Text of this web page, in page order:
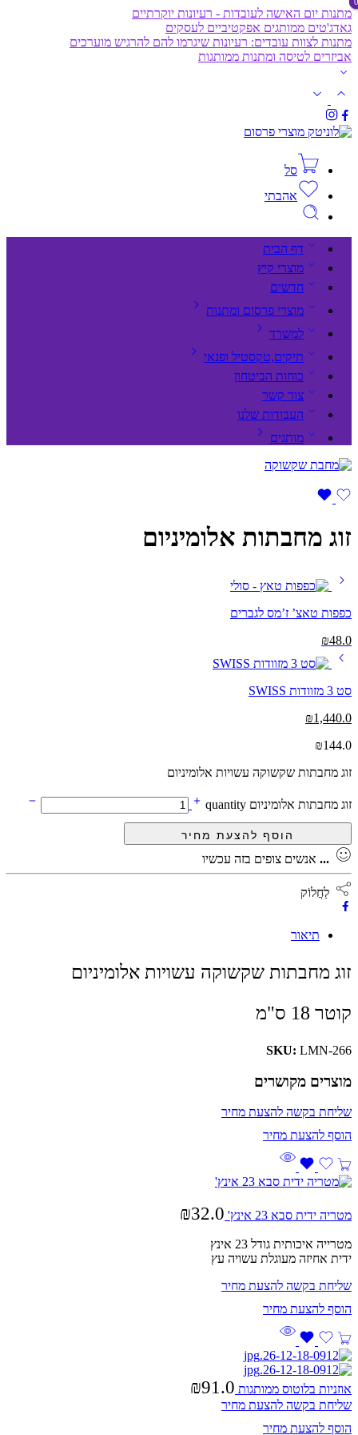
מתנות יום האישה לעובדות - רעיונות יוקרתיים
גאדג'טים ממותגים אפקטיביים לעסקים
מתנות לצוות עובדים: רעיונות שיגרמו להם להרגיש מוערכים
אביזרים לטיסה ומתנות ממותגות
סל
אהבתי
דף הבית
מוצרי קיץ
חדשים
מוצרי פרסום ומתנות
למשרד
תיקים,טקסטיל ופנאי
כוחות הביטחון
צור קשר
העבודות שלנו
מותגים
זוג מחבתות אלומיניום
כפפות טאצ’ ז’מס לגברים
₪48.0
סט 3 מזוודות SWISS
₪1,440.0
₪144.0
זוג מחבתות שקשוקה עשויות אלומיניום
זוג מחבתות אלומיניום quantity
... אנשים צופים בזה עכשיו
לַחֲלוֹק
תיאור
זוג מחבתות שקשוקה עשויות אלומיניום
קוטר 18 ס"מ
SKU: LMN-266
מוצרים מקושרים
שליחת בקשה להצעת מחיר
מטריה ידית סבא 23 אינץ' ₪32.0
מטרייה איכותית גודל 23 אינץ
ידית אחיזה מעוגלת עשויה עץ
שליחת בקשה להצעת מחיר
אוזניות בלוטוס ממותגות ₪91.0
שליחת בקשה להצעת מחיר